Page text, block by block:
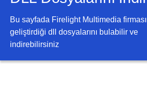
Bu sayfada Firelight Multimedia
geliştirdiği dll dosyalarını bulabilir ve
indirebilirsiniz